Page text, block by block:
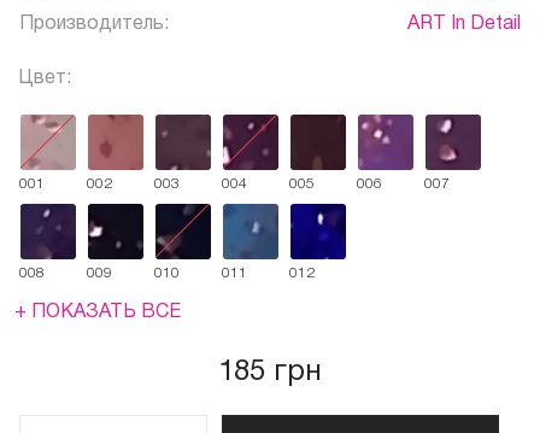
Производитель: ART In Detail
Цвет:
001 002 003 004 005 006 007
008 009 010 011 012
+ ПОКАЗАТЬ ВСЕ
185 грн